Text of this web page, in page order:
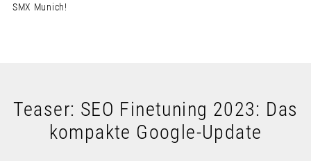
SMX Munich!
Teaser: SEO Finetuning 2023: Das
kompakte Google-Update